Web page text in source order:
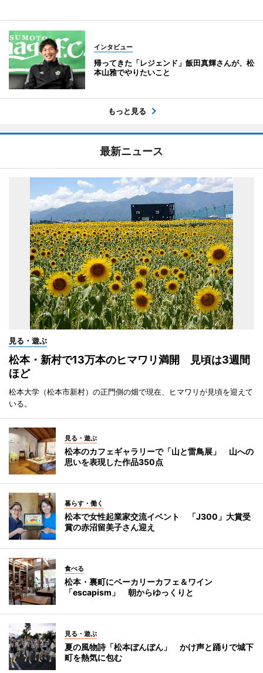
インタビュー
帰ってきた「レジェンド」飯田真輝さんが、松
本山雅でやりたいこと
もっと見る
最新ニュース
見る・遊ぶ
松本・新村で13万本のヒマワリ満開 見頃は3週間
ほど
松本大学（松本市新村）の正門側の畑で現在、ヒマワリが見頃を迎えて
いる。
見る・遊ぶ
松本のカフェギャラリーで「山と雷鳥展」 山への
思いを表現した作品350点
暮らす・働く
松本で女性起業家交流イベント 「J300」大賞受
賞の赤沼留美子さん迎え
食べる
松本・裏町にベーカリーカフェ＆ワイン
「escapism」 朝からゆっくりと
見る・遊ぶ
夏の風物詩「松本ぼんぼん」 かけ声と踊りで城下
町を熱気に包む